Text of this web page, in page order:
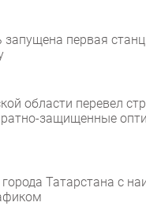
запущена первая
области перевел
защищенные
города Татарстана с